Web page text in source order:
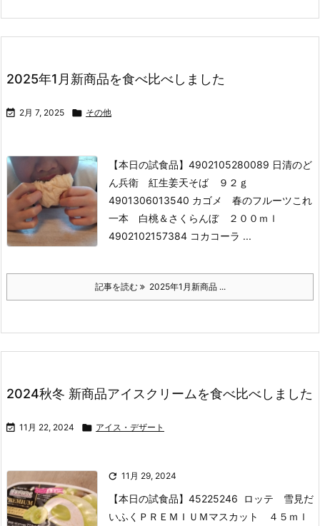
2025年1月新商品を食べ比べしました
 2月 7, 2025  その他
【本日の試食品】 4902105280089 日清のど
ん兵衛 紅生姜天そば ９２ｇ
4901306013540 カゴメ 春のフルーツこれ
一本 白桃＆さくらんぼ ２００ｍｌ
4902102157384 コカコーラ ...
記事を読む 2025年1月新商品 ...
2024秋冬 新商品アイスクリームを食べ比べしました
 11月 22, 2024  アイス・デザート
 11月 29, 2024
【本日の試食品】 45225246 ロッテ 雪見だ
いふくＰＲＥＭＩＵＭマスカット ４５ｍｌ